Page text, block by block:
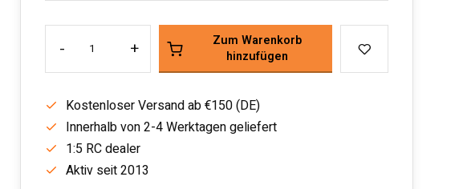
- +
Zum Warenkorb
hinzufügen
Kostenloser Versand ab €150 (DE)
Innerhalb von 2-4 Werktagen geliefert
1:5 RC dealer
Aktiv seit 2013